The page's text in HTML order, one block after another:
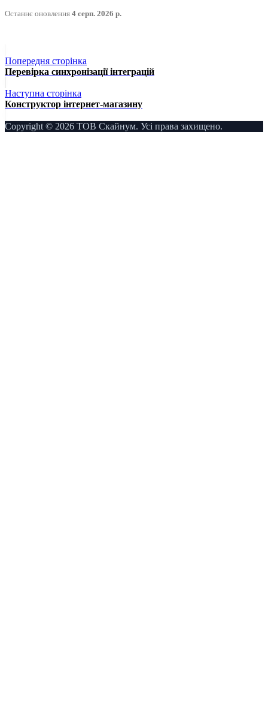
Останнє оновлення 4 серп. 2026 р.
Попередня сторінка
Перевірка синхронізації інтеграцій
Наступна сторінка
Конструктор інтернет-магазину
Copyright © 2026 ТОВ Скайнум. Усі права захищено.